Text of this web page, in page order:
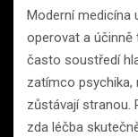
Moderní medicína
operovat a účinně
často soustředí
zatímco psychika,
zůstávají stranou.
zda léčba